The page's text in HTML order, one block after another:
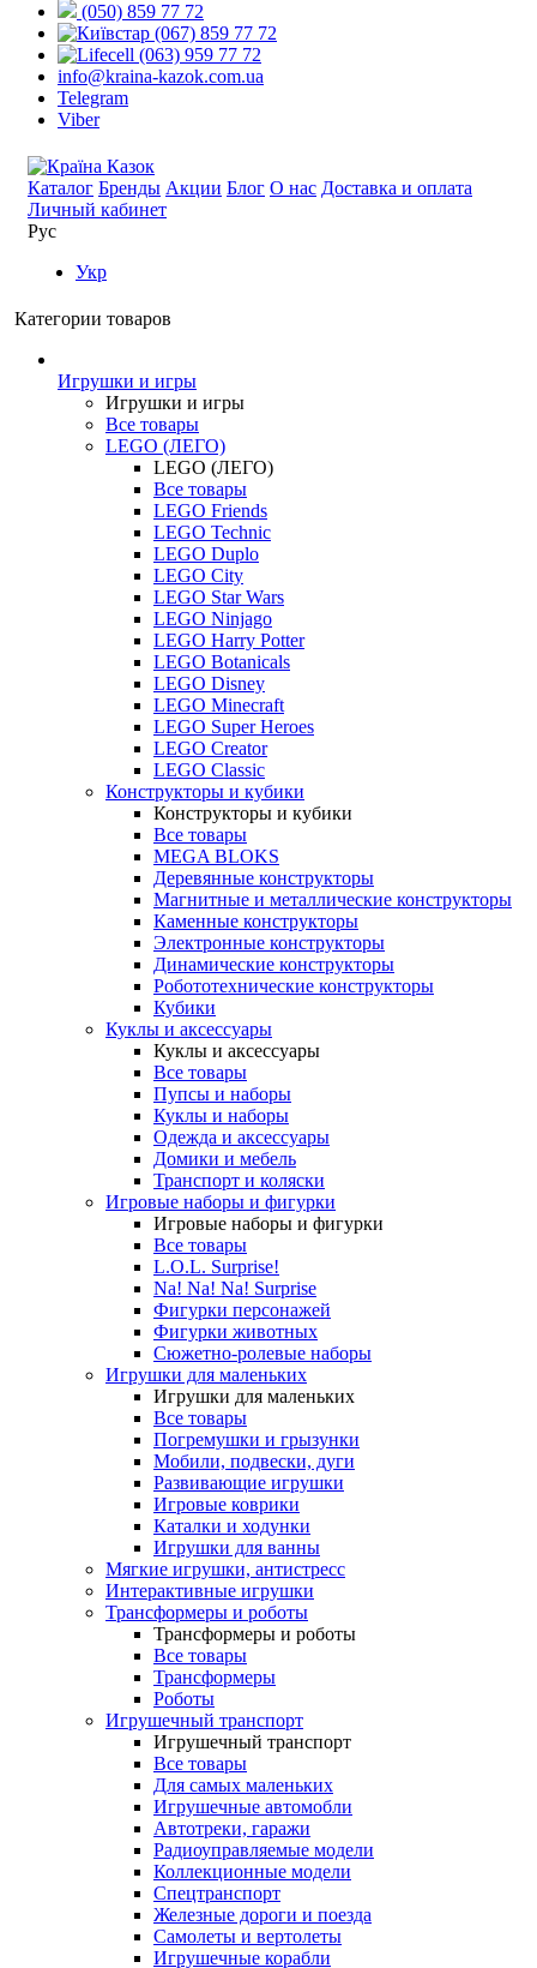
(050) 859 77 72
(067) 859 77 72
(063) 959 77 72
info@kraina-kazok.com.ua
Telegram
Viber
Каталог Бренды Акции Блог О нас Доставка и оплата
Личный кабинет
Рус
Укр
Категории товаров
Игрушки и игры
Игрушки и игры
Все товары
LEGO (ЛЕГО)
LEGO (ЛЕГО)
Все товары
LEGO Friends
LEGO Technic
LEGO Duplo
LEGO City
LEGO Star Wars
LEGO Ninjago
LEGO Harry Potter
LEGO Botanicals
LEGO Disney
LEGO Minecraft
LEGO Super Heroes
LEGO Creator
LEGO Classic
Конструкторы и кубики
Конструкторы и кубики
Все товары
MEGA BLOKS
Деревянные конструкторы
Магнитные и металлические конструкторы
Каменные конструкторы
Электронные конструкторы
Динамические конструкторы
Робототехнические конструкторы
Кубики
Куклы и аксессуары
Куклы и аксессуары
Все товары
Пупсы и наборы
Куклы и наборы
Одежда и аксессуары
Домики и мебель
Транспорт и коляски
Игровые наборы и фигурки
Игровые наборы и фигурки
Все товары
L.O.L. Surprise!
Na! Na! Na! Surprise
Фигурки персонажей
Фигурки животных
Сюжетно-ролевые наборы
Игрушки для маленьких
Игрушки для маленьких
Все товары
Погремушки и грызунки
Мобили, подвески, дуги
Развивающие игрушки
Игровые коврики
Каталки и ходунки
Игрушки для ванны
Мягкие игрушки, антистресс
Интерактивные игрушки
Трансформеры и роботы
Трансформеры и роботы
Все товары
Трансформеры
Роботы
Игрушечный транспорт
Игрушечный транспорт
Все товары
Для самых маленьких
Игрушечные автомобли
Автотреки, гаражи
Радиоуправляемые модели
Коллекционные модели
Спецтранспорт
Железные дороги и поезда
Самолеты и вертолеты
Игрушечные корабли